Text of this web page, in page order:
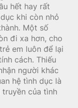
hết hay rất
khi còn nhỏ
Một số
đi xa hơn, cho
em luôn để lại
cách. Thiếu
người khác
hệ tình dục là
của tình